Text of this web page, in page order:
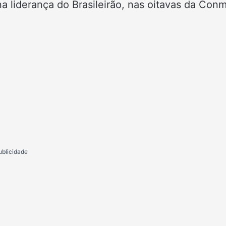
liderança do Brasileirão, nas oitavas da